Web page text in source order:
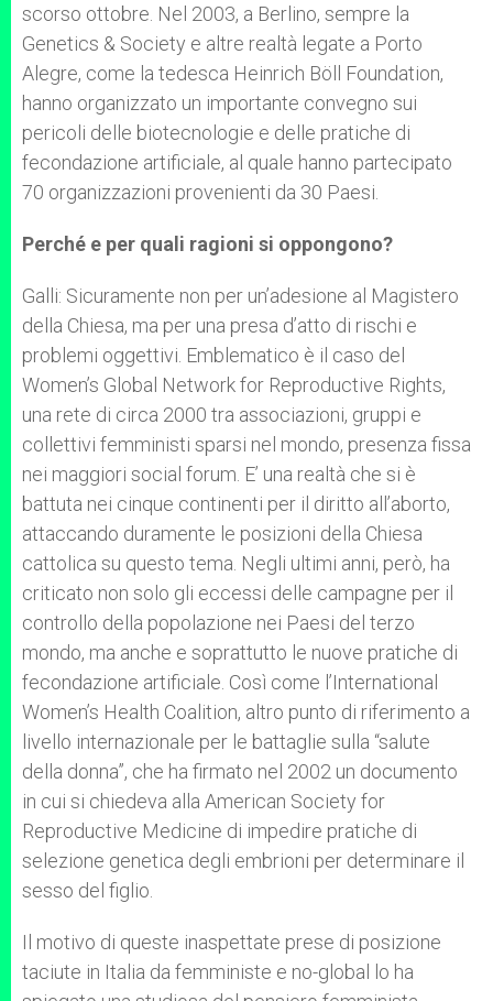
scorso ottobre. Nel 2003, a Berlino, sempre la
Genetics & Society e altre realtà legate a Porto
Alegre, come la tedesca Heinrich Böll Foundation,
hanno organizzato un importante convegno sui
pericoli delle biotecnologie e delle pratiche di
fecondazione artificiale, al quale hanno partecipato
70 organizzazioni provenienti da 30 Paesi.
Perché e per quali ragioni si oppongono?
Galli: Sicuramente non per un’adesione al Magistero
della Chiesa, ma per una presa d’atto di rischi e
problemi oggettivi. Emblematico è il caso del
Women’s Global Network for Reproductive Rights,
una rete di circa 2000 tra associazioni, gruppi e
collettivi femministi sparsi nel mondo, presenza fissa
nei maggiori social forum. E’ una realtà che si è
battuta nei cinque continenti per il diritto all’aborto,
attaccando duramente le posizioni della Chiesa
cattolica su questo tema. Negli ultimi anni, però, ha
criticato non solo gli eccessi delle campagne per il
controllo della popolazione nei Paesi del terzo
mondo, ma anche e soprattutto le nuove pratiche di
fecondazione artificiale. Così come l’International
Women’s Health Coalition, altro punto di riferimento a
livello internazionale per le battaglie sulla “salute
della donna”, che ha firmato nel 2002 un documento
in cui si chiedeva alla American Society for
Reproductive Medicine di impedire pratiche di
selezione genetica degli embrioni per determinare il
sesso del figlio.
Il motivo di queste inaspettate prese di posizione
taciute in Italia da femministe e no-global lo ha